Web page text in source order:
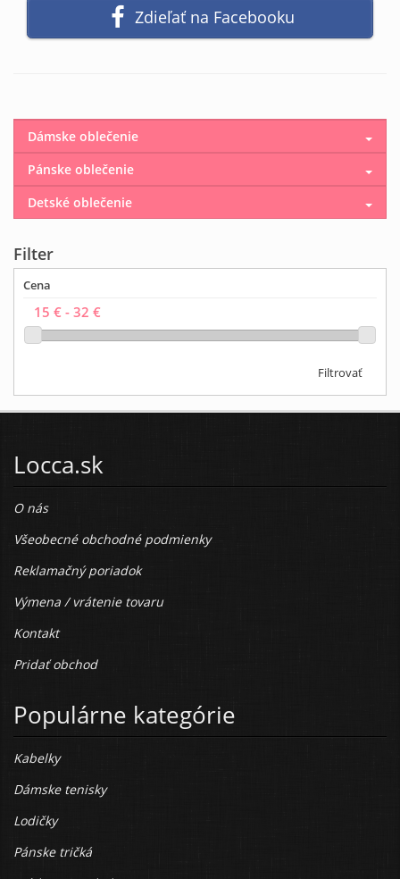
Zdieľať na Facebooku
Dámske oblečenie
Pánske oblečenie
Detské oblečenie
Filter
Cena
Filtrovať
Locca.sk
O nás
Všeobecné obchodné podmienky
Reklamačný poriadok
Výmena / vrátenie tovaru
Kontakt
Pridať obchod
Populárne kategórie
Kabelky
Dámske tenisky
Lodičky
Pánske tričká